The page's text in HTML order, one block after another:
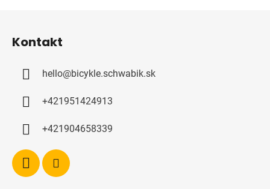
Kontakt
hello@bicykle.schwabik.sk
+421951424913
+421904658339